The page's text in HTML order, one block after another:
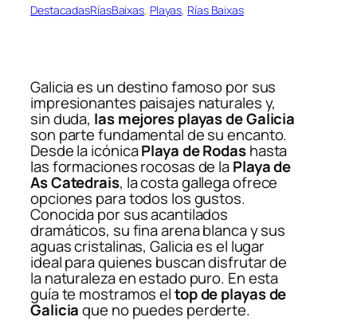
DestacadasRíasBaixas, Playas, Rías Baixas
Galicia es un destino famoso por sus
impresionantes paisajes naturales y,
sin duda, las mejores playas de Galicia
son parte fundamental de su encanto.
Desde la icónicaPlaya de Rodashasta
las formaciones rocosas de laPlaya de
As Catedrais, la costa gallega ofrece
opciones para todos los gustos.
Conocida por sus acantilados
dramáticos, su fina arena blanca y sus
aguas cristalinas, Galicia es el lugar
ideal para quienes buscan disfrutar de
la naturaleza en estado puro. En esta
guía te mostramos eltop de playas de
Galiciaque no puedes perderte.